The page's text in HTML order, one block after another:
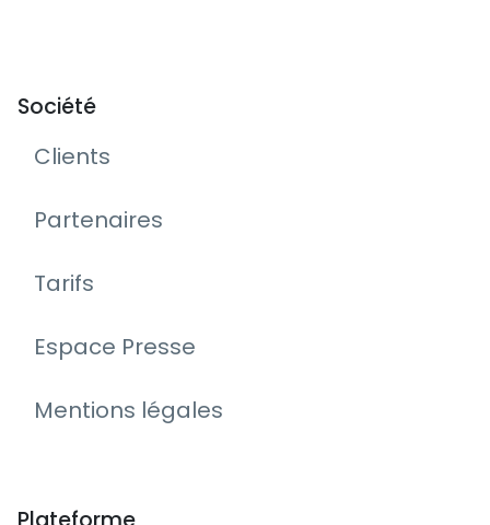
Société
Clients
Partenaires
Tarifs
Espace Presse
Mentions légales